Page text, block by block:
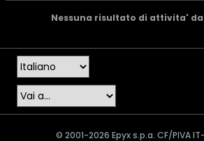
Nessuna risultato di attivita'
© 2001-2026 Epyx s.p.a. CF/PIVA